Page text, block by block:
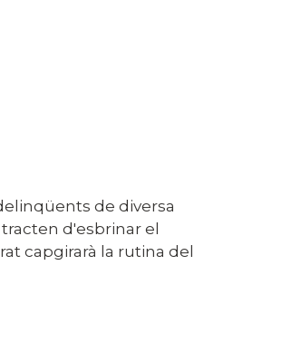
de diversa
d'esbrinar el
capgirarà la rutina del